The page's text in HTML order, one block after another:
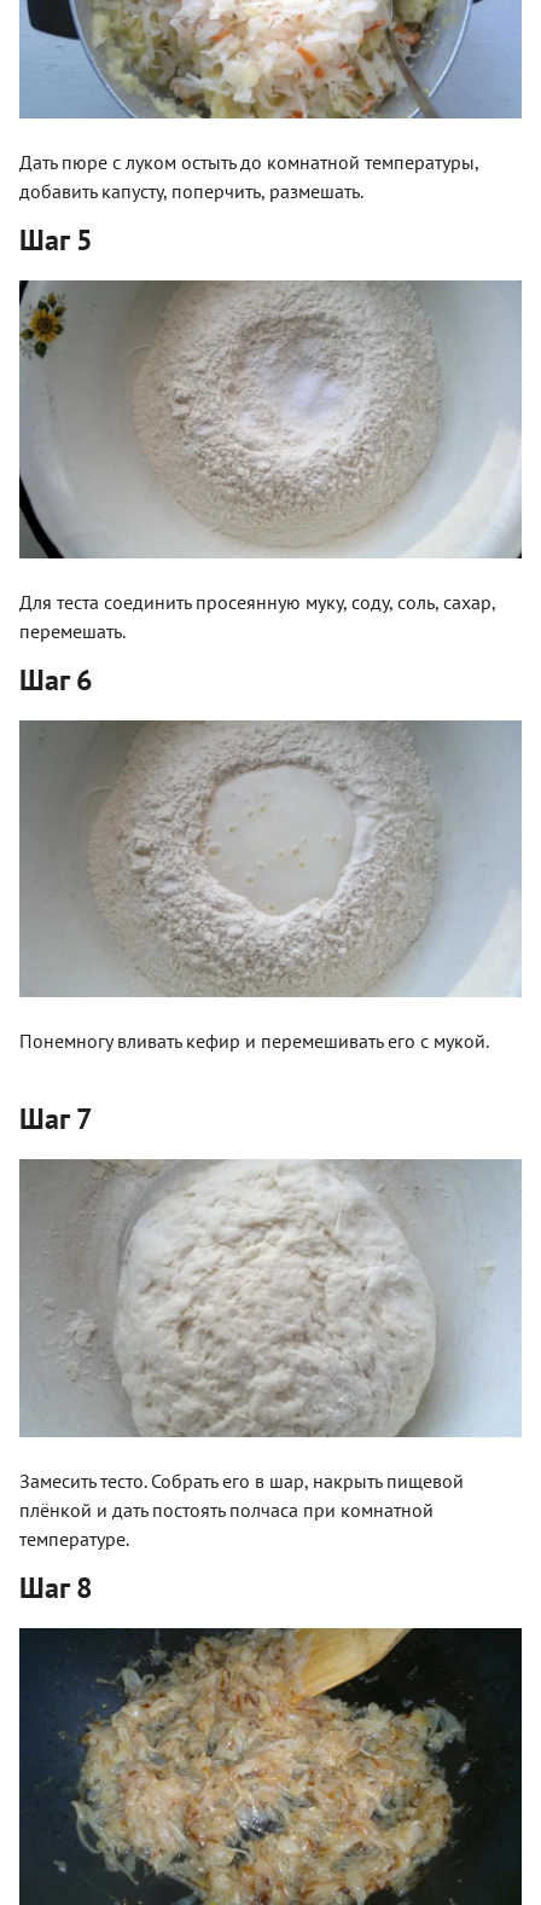
Дать пюре с луком остыть до комнатной температуры,
добавить капусту, поперчить, размешать.
Шаг 5
Для теста соединить просеянную муку, соду, соль, сахар,
перемешать.
Шаг 6
Понемногу вливать кефир и перемешивать его с мукой.
Шаг 7
Замесить тесто. Собрать его в шар, накрыть пищевой
плёнкой и дать постоять полчаса при комнатной
температуре.
Шаг 8